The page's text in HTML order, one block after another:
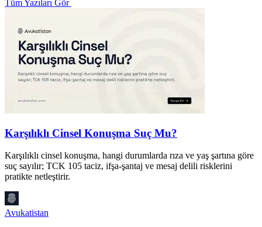
Tüm Yazıları Gör
Karşılıklı Cinsel Konuşma Suç Mu?
Karşılıklı cinsel konuşma, hangi durumlarda rıza ve yaş şartına göre
suç sayılır; TCK 105 taciz, ifşa-şantaj ve mesaj delili risklerini
pratikte netleştirir.
Avukatistan